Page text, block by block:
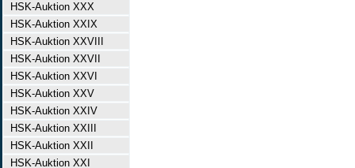
HSK-Auktion XXX
HSK-Auktion XXIX
HSK-Auktion XXVIII
HSK-Auktion XXVII
HSK-Auktion XXVI
HSK-Auktion XXV
HSK-Auktion XXIV
HSK-Auktion XXIII
HSK-Auktion XXII
HSK-Auktion XXI